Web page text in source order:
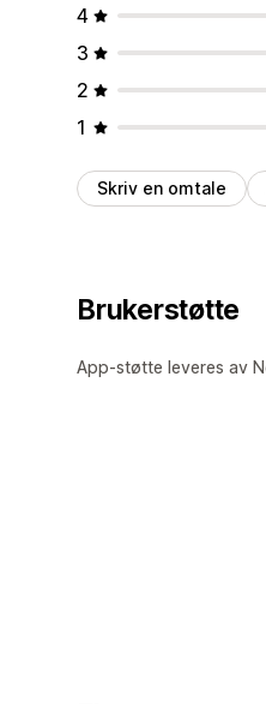
4
3
2
1
Skriv en omtale
Brukerstøtte
App-støtte leveres av